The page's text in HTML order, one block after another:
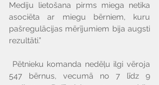
Mediju lietošana pirms miega netika
asociēta ar miegu bērniem, kuru
pašregulācijas mērījumiem bija augsti
rezultāti.”
547 bērnus, vecumā no 7 līdz 9